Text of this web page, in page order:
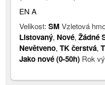
EN A
Velikost:SM Vzletová
Listovaný, Nové,Žádné
Nevětveno,TK čerstvá,
Jako nové (0-50h) Rok